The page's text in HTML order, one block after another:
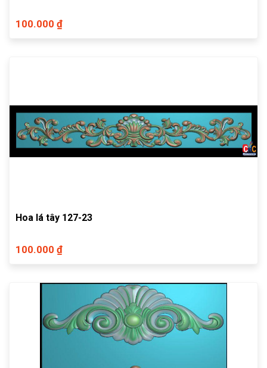
100.000 ₫
Hoa lá tây 127-23
100.000 ₫